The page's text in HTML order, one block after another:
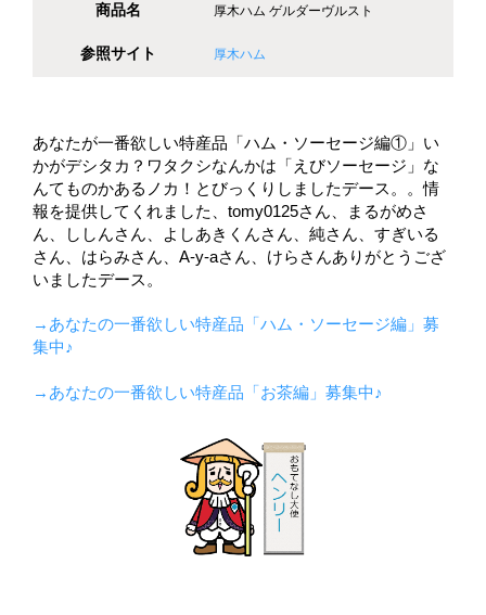
商品名 厚木ハム ゲルダーヴルスト
参照サイト 厚木ハム
あなたが一番欲しい特産品「ハム・ソーセージ編①」い
かがデシタカ？ワタクシなんかは「えびソーセージ」な
んてものかあるノカ！とびっくりしましたデース。。情
報を提供してくれました、tomy0125さん、まるがめさ
ん、ししんさん、よしあきくんさん、純さん、すぎいる
さん、はらみさん、A-y-aさん、けらさんありがとうござ
いましたデース。
→あなたの一番欲しい特産品「ハム・ソーセージ編」募
集中♪
→あなたの一番欲しい特産品「お茶編」募集中♪